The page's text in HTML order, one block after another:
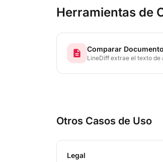
Herramientas de
description Comparar
LineDiff extrae el texto de
instalar Microsoft Word.
Otros Casos de Uso
Legal